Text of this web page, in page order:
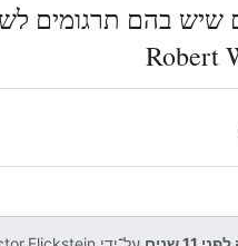
שיש בהם תרגומים